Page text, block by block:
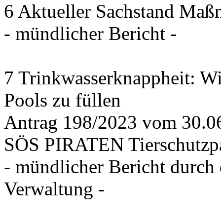
6 Aktueller Sachstand
- mündlicher Bericht -
7 Trinkwasserknappheit:
Pools zu füllen
Antrag 198/2023 vom
SÖS PIRATEN
- mündlicher Bericht
Verwaltung -